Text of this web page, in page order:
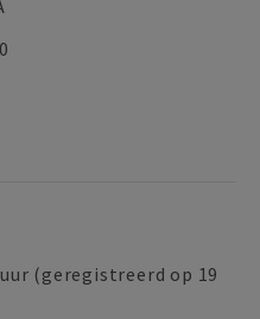
(geregistreerd op 19